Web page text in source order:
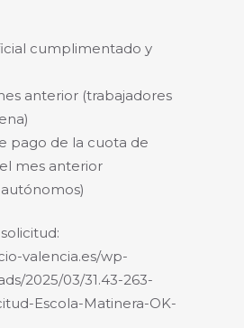
cumplimentado y
anterior (trabajadores
pago de la cuota de
mes anterior
valencia.es/wp-
2025/03/31.43-263-
Escola-Matinera-OK-